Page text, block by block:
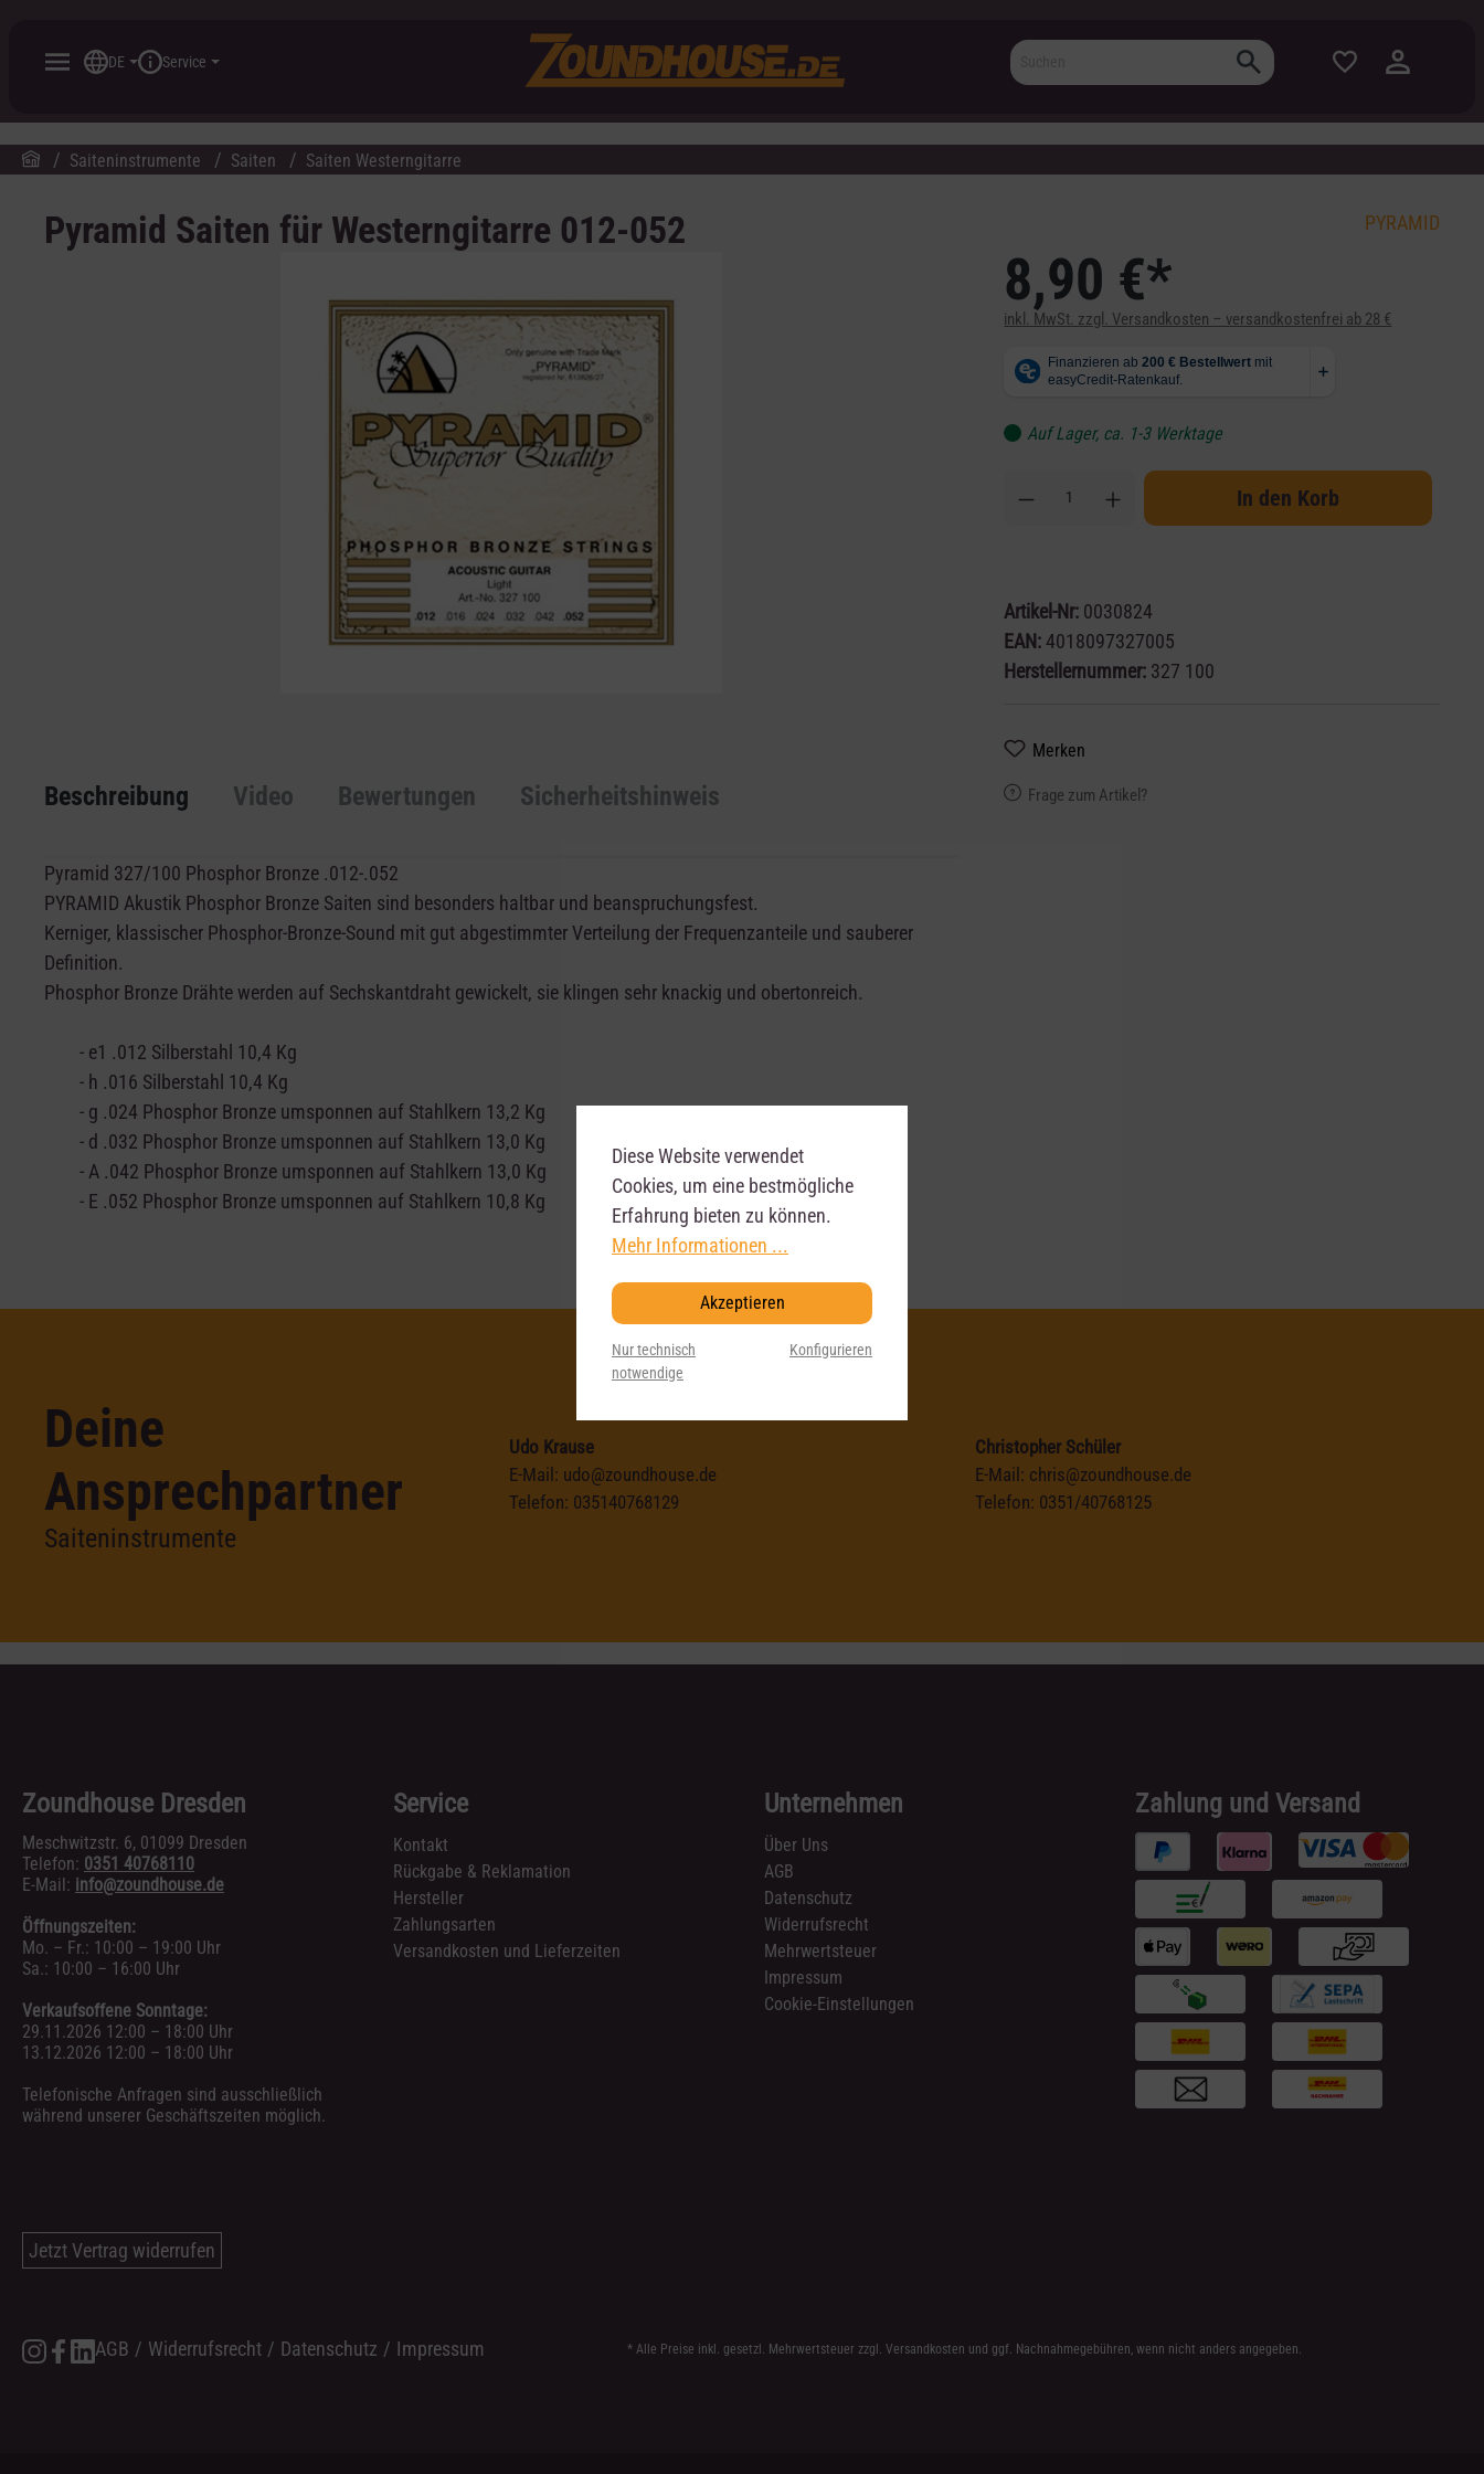
DE Service
Saiteninstrumente Saiten Saiten Westerngitarre
Pyramid Saiten für Westerngitarre 012-052 PYRAMID
Beschreibung Video Bewertungen Sicherheitshinweis
Pyramid 327/100 Phosphor Bronze .012-.052
PYRAMID Akustik Phosphor Bronze Saiten sind besonders haltbar und beanspruchungsfest.
Kerniger, klassischer Phosphor-Bronze-Sound mit gut abgestimmter Verteilung der Frequenzanteile und sauberer
Definition.
Phosphor Bronze Drähte werden auf Sechskantdraht gewickelt, sie klingen sehr knackig und obertonreich.
- e1 .012 Silberstahl 10,4 Kg
- h .016 Silberstahl 10,4 Kg
- g .024 Phosphor Bronze umsponnen auf Stahlkern 13,2 Kg
- d .032 Phosphor Bronze umsponnen auf Stahlkern 13,0 Kg
- A .042 Phosphor Bronze umsponnen auf Stahlkern 13,0 Kg
- E .052 Phosphor Bronze umsponnen auf Stahlkern 10,8 Kg
8,90 €*
inkl. MwSt. zzgl. Versandkosten – versandkostenfrei ab 28 €
Auf Lager, ca. 1-3 Werktage
In den Korb
Artikel-Nr: 0030824
EAN:4018097327005
Herstellernummer: 327 100
Merken
Frage zum Artikel?
Deine
Ansprechpartner
Saiteninstrumente
Udo Krause
E-Mail: udo@zoundhouse.de
Telefon: 035140768129
Christopher Schüler
E-Mail: chris@zoundhouse.de
Telefon: 0351/40768125
Zoundhouse Dresden
Meschwitzstr. 6, 01099 Dresden
Telefon: 0351 40768110
E-Mail: info@zoundhouse.de
Öffnungszeiten:
Mo. – Fr.: 10:00 – 19:00 Uhr
Sa.: 10:00 – 16:00 Uhr
Verkaufsoffene Sonntage:
29.11.2026 12:00 – 18:00 Uhr
13.12.2026 12:00 – 18:00 Uhr
Telefonische Anfragen sind ausschließlich
während unserer Geschäftszeiten möglich.
Service
Kontakt
Rückgabe & Reklamation
Hersteller
Zahlungsarten
Versandkosten und Lieferzeiten
Unternehmen
Über Uns
AGB
Datenschutz
Widerrufsrecht
Mehrwertsteuer
Impressum
Cookie-Einstellungen
Zahlung und Versand
Jetzt Vertrag widerrufen
AGB / Widerrufsrecht / Datenschutz / Impressum * Alle Preise inkl. gesetzl. Mehrwertsteuer zzgl.Versandkosten und ggf. Nachnahmegebühren, wenn nicht anders angegeben.
Diese Website verwendet
Cookies, um eine bestmögliche
Erfahrung bieten zu können.
Mehr Informationen ...
Akzeptieren
Nur technisch
notwendige
Konfigurieren